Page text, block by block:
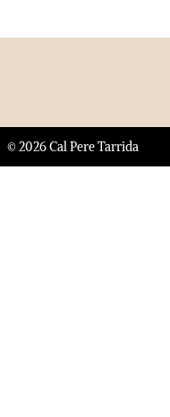
© 2026 Cal Pere Tarrida